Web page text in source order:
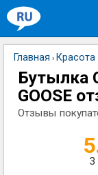
Главная ›
Бутылка
GOOSE
Отзывы
3